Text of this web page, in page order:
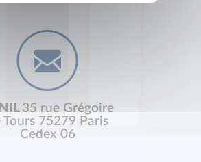
35 rue Grégoire
Tours 75279 Paris
Cedex 06